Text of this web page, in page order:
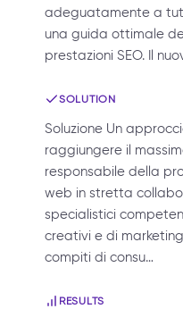
adeguatamente a
una guida ottimale
prestazioni SEO. Il
SOLUTION
Soluzione Un
raggiungere il
responsabile della
web in stretta
specialistici
creativi e di
compiti di consu…
RESULTS